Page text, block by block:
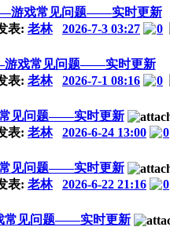
游戏常见问题——实时更新
表: 老林 2026-7-3 03:27 0
戏常见问题——实时更新
表: 老林 2026-7-1 08:16 0
见问题——实时更新
表: 老林 2026-6-24 13:00 0
见问题——实时更新
表: 老林 2026-6-22 21:16 0
常见问题——实时更新